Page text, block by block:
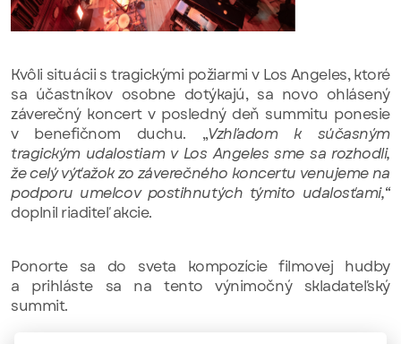
Kvôli situácii s tragickými požiarmi v Los Angeles, ktoré
sa účastníkov osobne dotýkajú, sa novo ohlásený
záverečný koncert v posledný deň summitu ponesie
v benefičnom duchu. „Vzhľadom k súčasným
tragickým udalostiam v Los Angeles sme sa rozhodli,
že celý výťažok zo záverečného koncertu venujeme na
podporu umelcov postihnutých týmito udalosťami,“
doplnil riaditeľ akcie.
Ponorte sa do sveta kompozície filmovej hudby
a prihláste sa na tento výnimočný skladateľský
summit.